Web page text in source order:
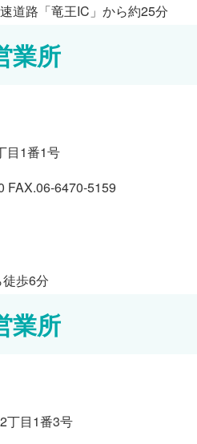
道路「竜王IC」から約25分
業所
目1番1号
FAX.06-6470-5159
歩6分
業所
丁目1番3号